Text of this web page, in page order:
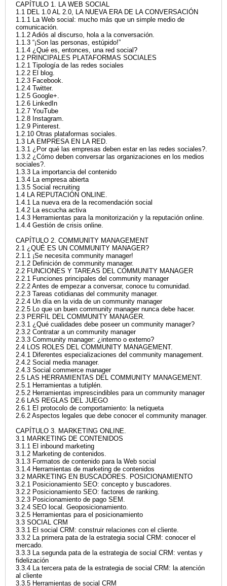
CAPÍTULO 1. LA WEB SOCIAL
1.1 DEL 1.0 AL 2.0, LA NUEVA ERA DE LA CONVERSACIÓN
1.1.1 La Web social: mucho más que un simple medio de
comunicación.
1.1.2 Adiós al discurso, hola a la conversación.
1.1.3 “¡Son las personas, estúpido!”
1.1.4 ¿Qué es, entonces, una red social?
1.2 PRINCIPALES PLATAFORMAS SOCIALES
1.2.1 Tipología de las redes sociales
1.2.2 El blog.
1.2.3 Facebook.
1.2.4 Twitter.
1.2.5 Google+.
1.2.6 LinkedIn
1.2.7 YouTube
1.2.8 Instagram.
1.2.9 Pinterest.
1.2.10 Otras plataformas sociales.
1.3 LA EMPRESA EN LA RED.
1.3.1 ¿Por qué las empresas deben estar en las redes sociales?.
1.3.2 ¿Cómo deben conversar las organizaciones en los medios
sociales?.
1.3.3 La importancia del contenido
1.3.4 La empresa abierta
1.3.5 Social recruiting
1.4 LA REPUTACIÓN ONLINE.
1.4.1 La nueva era de la recomendación social
1.4.2 La escucha activa
1.4.3 Herramientas para la monitorización y la reputación online.
1.4.4 Gestión de crisis online.
CAPÍTULO 2. COMMUNITY MANAGEMENT
2.1 ¿QUÉ ES UN COMMUNITY MANAGER?
2.1.1 ¡Se necesita community manager!
2.1.2 Definición de community manager.
2.2 FUNCIONES Y TAREAS DEL COMMUNITY MANAGER
2.2.1 Funciones principales del community manager
2.2.2 Antes de empezar a conversar, conoce tu comunidad.
2.2.3 Tareas cotidianas del community manager.
2.2.4 Un día en la vida de un community manager
2.2.5 Lo que un buen community manager nunca debe hacer.
2.3 PERFIL DEL COMMUNITY MANAGER.
2.3.1 ¿Qué cualidades debe poseer un community manager?
2.3.2 Contratar a un community manager
2.3.3 Community manager: ¿interno o externo?
2.4 LOS ROLES DEL COMMUNITY MANAGEMENT.
2.4.1 Diferentes especializaciones del community management.
2.4.2 Social media manager.
2.4.3 Social commerce manager
2.5 LAS HERRAMIENTAS DEL COMMUNITY MANAGEMENT.
2.5.1 Herramientas a tutiplén.
2.5.2 Herramientas imprescindibles para un community manager
2.6 LAS REGLAS DEL JUEGO
2.6.1 El protocolo de comportamiento: la netiqueta
2.6.2 Aspectos legales que debe conocer el community manager.
CAPÍTULO 3. MARKETING ONLINE.
3.1 MARKETING DE CONTENIDOS
3.1.1 El inbound marketing
3.1.2 Marketing de contenidos.
3.1.3 Formatos de contenido para la Web social
3.1.4 Herramientas de marketing de contenidos
3.2 MARKETING EN BUSCADORES. POSICIONAMIENTO
3.2.1 Posicionamiento SEO: concepto y buscadores.
3.2.2 Posicionamiento SEO: factores de ranking.
3.2.3 Posicionamiento de pago SEM.
3.2.4 SEO local. Geoposicionamiento.
3.2.5 Herramientas para el posicionamiento
3.3 SOCIAL CRM
3.3.1 El social CRM: construir relaciones con el cliente.
3.3.2 La primera pata de la estrategia social CRM: conocer el
mercado.
3.3.3 La segunda pata de la estrategia de social CRM: ventas y
fidelización
3.3.4 La tercera pata de la estrategia de social CRM: la atención
al cliente
3.3.5 Herramientas de social CRM